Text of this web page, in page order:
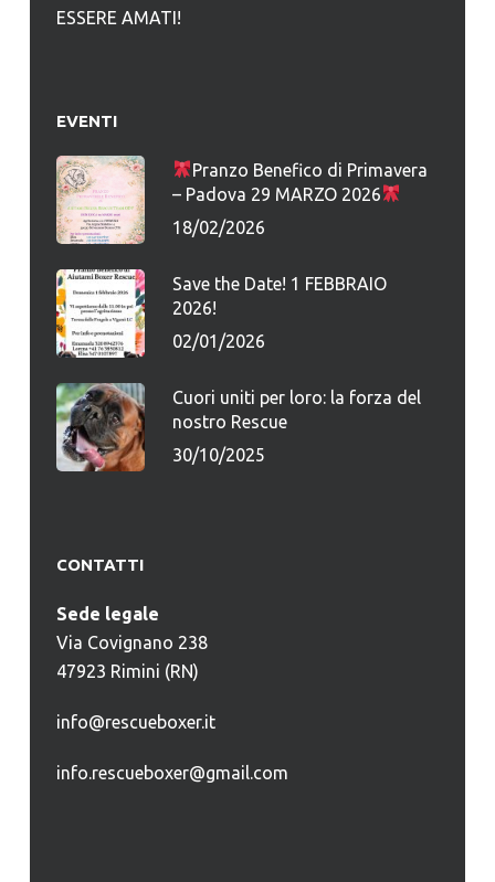
ESSERE AMATI!
EVENTI
Pranzo Benefico di Primavera
– Padova 29 MARZO 2026
18/02/2026
Save the Date! 1 FEBBRAIO
2026!
02/01/2026
Cuori uniti per loro: la forza del
nostro Rescue
30/10/2025
CONTATTI
Sede legale
Via Covignano 238
47923 Rimini (RN)
info@rescueboxer.it
info.rescueboxer@gmail.com